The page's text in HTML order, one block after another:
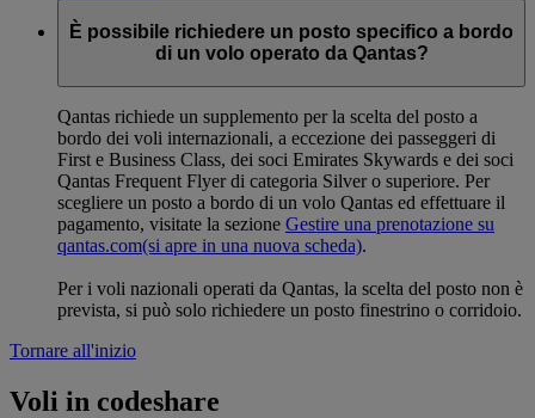
È possibile richiedere un posto specifico a bordo
di un volo operato da Qantas?
Qantas richiede un supplemento per la scelta del posto a
bordo dei voli internazionali, a eccezione dei passeggeri di
First e Business Class, dei soci Emirates Skywards e dei soci
Qantas Frequent Flyer di categoria Silver o superiore. Per
scegliere un posto a bordo di un volo Qantas ed effettuare il
pagamento, visitate la sezione Gestire una prenotazione su
qantas.com(si apre in una nuova scheda).
Per i voli nazionali operati da Qantas, la scelta del posto non è
prevista, si può solo richiedere un posto finestrino o corridoio.
Tornare all'inizio
Voli in codeshare